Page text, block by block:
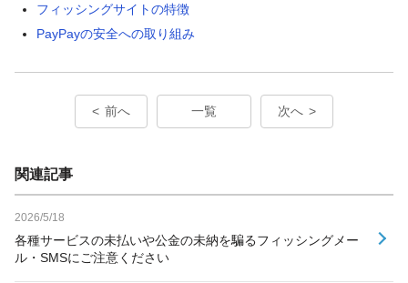
フィッシングサイトの特徴
PayPayの安全への取り組み
前へ 一覧 次へ
関連記事
2026/5/18
各種サービスの未払いや公金の未納を騙るフィッシングメー
ル・SMSにご注意ください